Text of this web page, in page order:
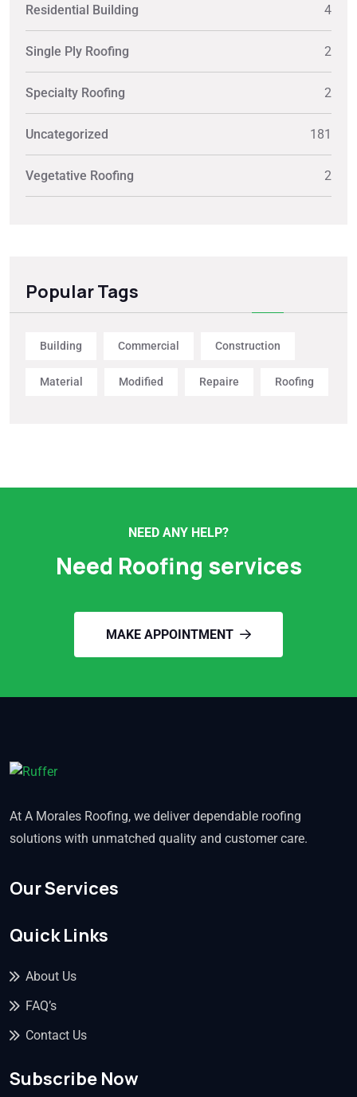
Residential Building 4
Single Ply Roofing 2
Specialty Roofing 2
Uncategorized 181
Vegetative Roofing 2
Popular Tags
Building Commercial Construction
Material Modified Repaire Roofing
NEED ANY HELP?
Need Roofing services
MAKE APPOINTMENT
At A Morales Roofing, we deliver dependable roofing
solutions with unmatched quality and customer care.
Our Services
Quick Links
About Us
FAQ’s
Contact Us
Subscribe Now